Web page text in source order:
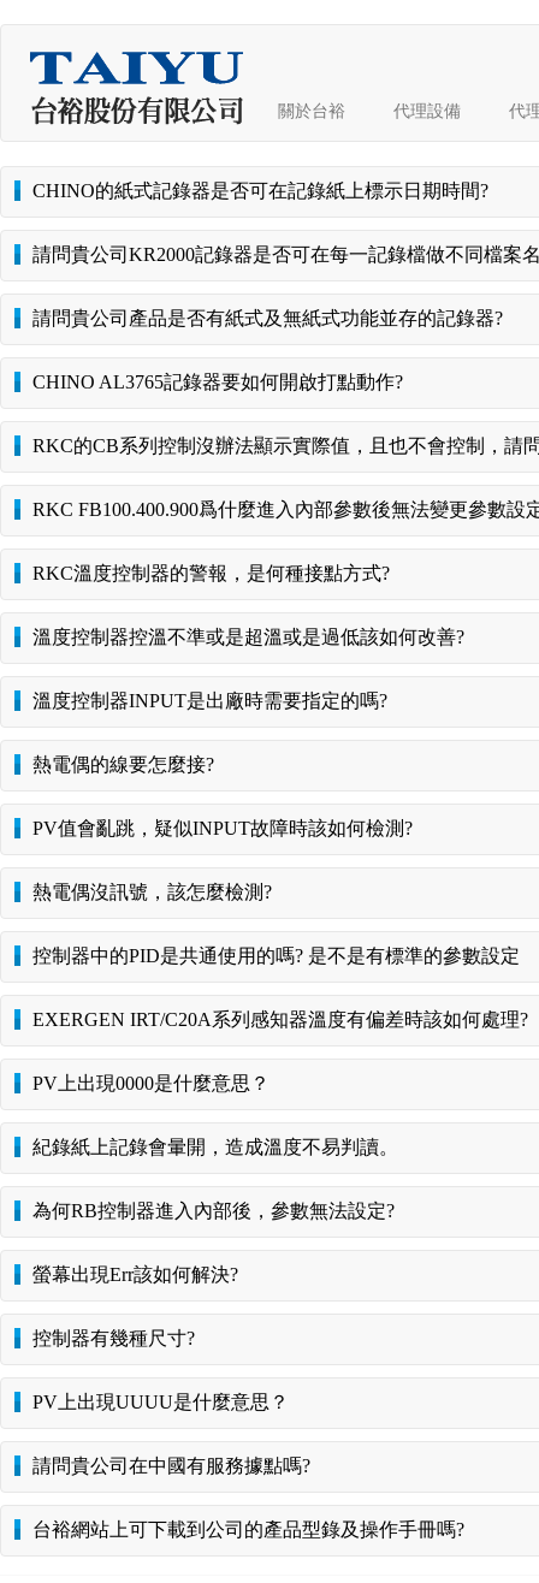
關於台裕 代理設備 代
CHINO的紙式記錄器是否可在記錄紙上標示日期時間?
請問貴公司KR2000記錄器是否可在每一記錄檔做不同檔案
請問貴公司產品是否有紙式及無紙式功能並存的記錄器?
CHINO AL3765記錄器要如何開啟打點動作?
RKC的CB系列控制沒辦法顯示實際值，且也不會控制，請
RKC FB100.400.900爲什麼進入內部參數後無法變更參數設
RKC溫度控制器的警報，是何種接點方式?
溫度控制器控溫不準或是超溫或是過低該如何改善?
溫度控制器INPUT是出廠時需要指定的嗎?
熱電偶的線要怎麼接?
PV值會亂跳，疑似INPUT故障時該如何檢測?
熱電偶沒訊號，該怎麼檢測?
控制器中的PID是共通使用的嗎? 是不是有標準的參數設定
EXERGEN IRT/C20A系列感知器溫度有偏差時該如何處理?
PV上出現0000是什麼意思？
紀錄紙上記錄會暈開，造成溫度不易判讀。
為何RB控制器進入內部後，參數無法設定?
螢幕出現Err該如何解決?
控制器有幾種尺寸?
PV上出現UUUU是什麼意思？
請問貴公司在中國有服務據點嗎?
台裕網站上可下載到公司的產品型錄及操作手冊嗎?